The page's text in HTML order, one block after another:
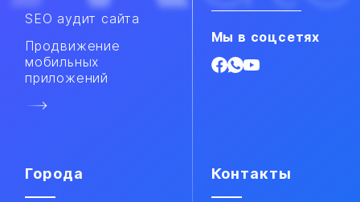
SEO аудит сайта
Продвижение
мобильных
приложений​
Мы в соцсетях
Города Контакты